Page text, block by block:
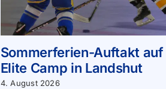
Sommerferien-Auftakt auf
Elite Camp in Landshut
4. August 2026